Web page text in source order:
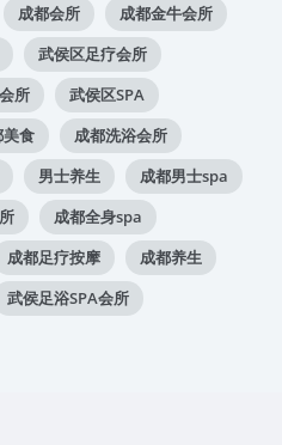
成都会所
成都金牛会所
武侯区足疗会所
所
武侯区SPA
美食
成都洗浴会所
男士养生
成都男士spa
成都全身spa
成都足疗按摩
成都养生
武侯足浴SPA会所